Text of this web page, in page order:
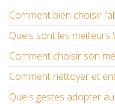
Comment bien choisir
Quels sont les meilleurs
Comment choisir son
Comment nettoyer et
Quels gestes adopter